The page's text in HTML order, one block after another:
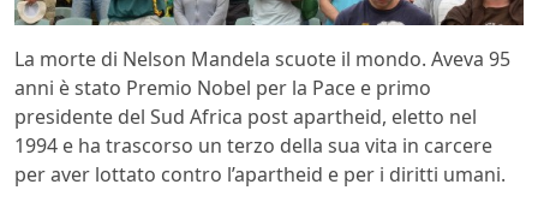
La morte di Nelson Mandela scuote il mondo. Aveva 95
anni è stato Premio Nobel per la Pace e primo
presidente del Sud Africa post apartheid, eletto nel
1994 e ha trascorso un terzo della sua vita in carcere
per aver lottato contro l’apartheid e per i diritti umani.